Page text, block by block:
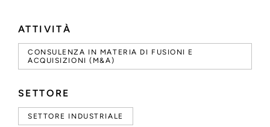
ATTIVITÀ
CONSULENZA IN MATERIA DI FUSIONI E
ACQUISIZIONI (M&A)
SETTORE
SETTORE INDUSTRIALE